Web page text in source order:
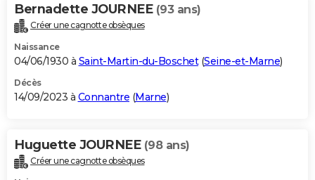
Bernadette JOURNEE (93 ans)
Créer une cagnotte obsèques
Naissance
04/06/1930 à Saint-Martin-du-Boschet(Seine-et-Marne)
Décès
14/09/2023 à Connantre (Marne)
Huguette JOURNEE (98 ans)
Créer une cagnotte obsèques